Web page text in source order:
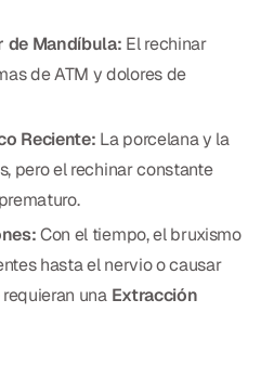
de Mandíbula: El rechinar
de ATM y dolores de
Reciente: La porcelana y la
pero el rechinar constante
Con el tiempo, el bruxismo
hasta el nervio o causar
una Extracción